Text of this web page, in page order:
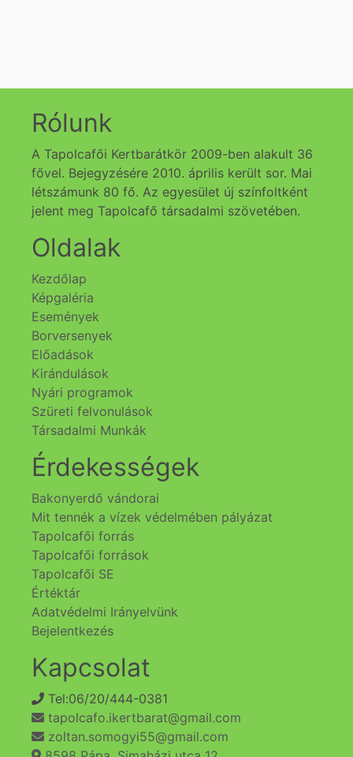
Rólunk
A Tapolcafői Kertbarátkör 2009-ben alakult 36
fővel. Bejegyzésére 2010. április került sor. Mai
létszámunk 80 fő. Az egyesület új színfoltként
jelent meg Tapolcafő társadalmi szövetében.
Oldalak
Kezdőlap
Képgaléria
Események
Borversenyek
Előadások
Kirándulások
Nyári programok
Szüreti felvonulások
Társadalmi Munkák
Érdekességek
Bakonyerdő vándorai
Mit tennék a vízek védelmében pályázat
Tapolcafői forrás
Tapolcafői források
Tapolcafői SE
Értéktár
Adatvédelmi Irányelvünk
Bejelentkezés
Kapcsolat
Tel:06/20/444-0381
tapolcafo.ikertbarat@gmail.com
zoltan.somogyi55@gmail.com